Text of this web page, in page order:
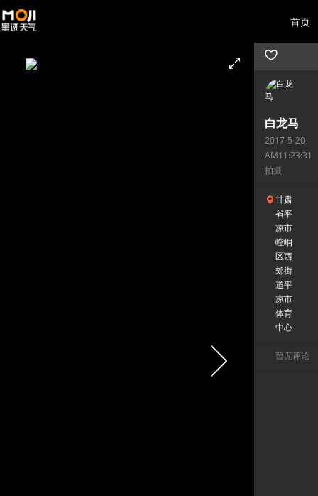
首页
白龙马
2017-5-20
AM11:23:31
拍摄
甘肃
省平
凉市
崆峒
区西
郊街
道平
凉市
体育
中心
暂无评论